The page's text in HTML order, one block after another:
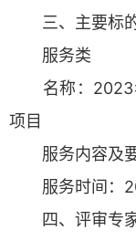
三、主要标
服务类
名称：2023年
项目
服务内容及要
服务时间：
四、评审专